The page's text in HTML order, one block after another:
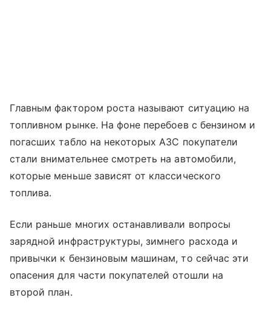
Главным фактором роста называют ситуацию на
топливном рынке. На фоне перебоев с бензином и
погасших табло на некоторых АЗС покупатели
стали внимательнее смотреть на автомобили,
которые меньше зависят от классического
топлива.
Если раньше многих останавливали вопросы
зарядной инфраструктуры, зимнего расхода и
привычки к бензиновым машинам, то сейчас эти
опасения для части покупателей отошли на
второй план.